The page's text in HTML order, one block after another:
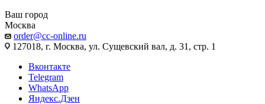
Ваш город
Москва
order@cc-online.ru
127018, г. Москва, ул. Сущевский вал, д. 31, стр. 1
Вконтакте
Telegram
WhatsApp
Яндекс.Дзен